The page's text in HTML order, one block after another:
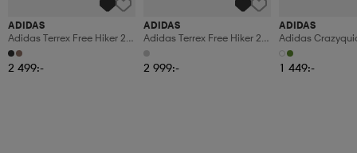
ADIDAS
Adidas Terrex Free Hiker 2.0
Gore-Tex Vandringsskor
2 499:-
ADIDAS
Adidas Terrex Free Hiker 2
Gtx Climawarm+
Vandringsskor
2 999:-
ADIDAS
Adidas
Lightstrike
1 449:-